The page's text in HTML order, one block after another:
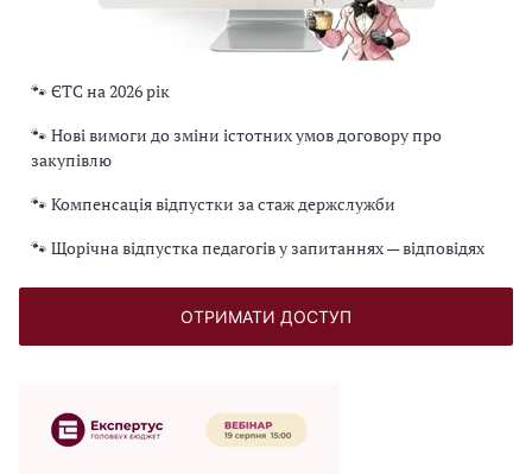
🐾 ЄТС на 2026 рік
🐾 Нові вимоги до зміни істотних умов договору про
закупівлю
🐾 Компенсація відпустки за стаж держслужби
🐾 Щорічна відпустка педагогів у запитаннях — відповідях
ОТРИМАТИ ДОСТУП